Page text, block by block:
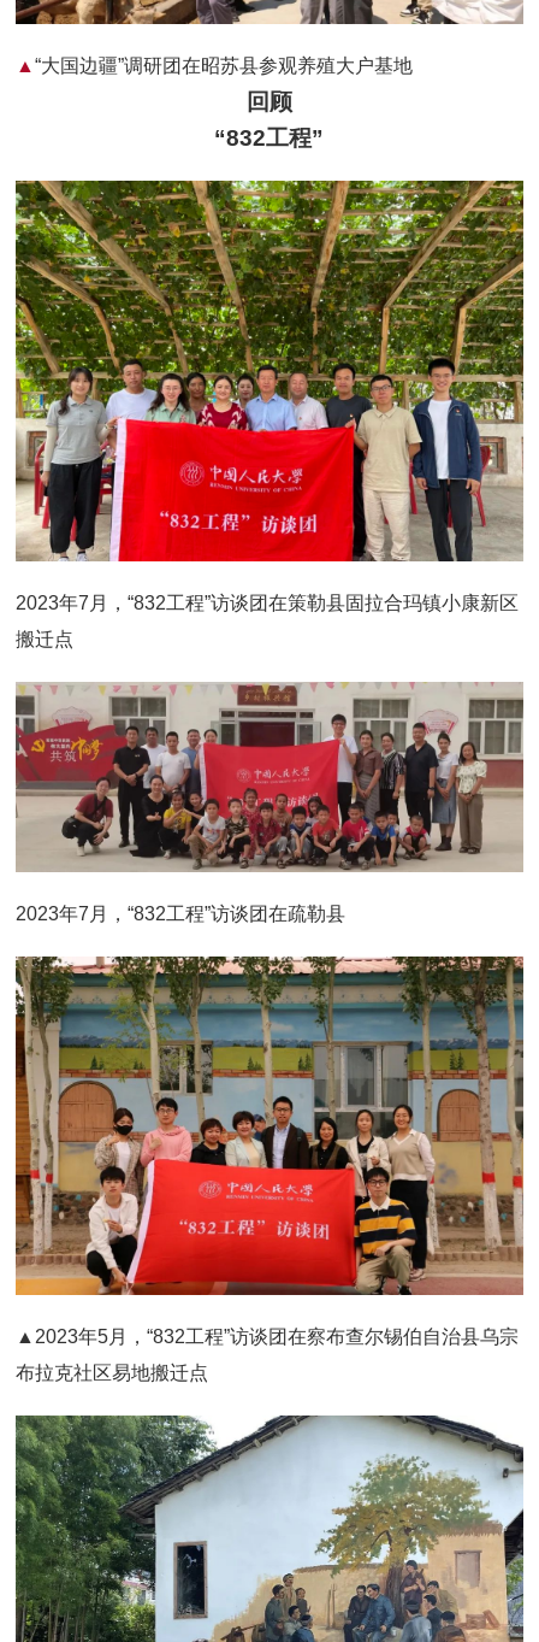
▲“大国边疆”调研团在昭苏县参观养殖大户基地
回顾
“832工程”
2023年7月，“832工程”访谈团在策勒县固拉合玛镇小康新区
搬迁点
2023年7月，“832工程”访谈团在疏勒县
▲2023年5月，“832工程”访谈团在察布查尔锡伯自治县乌宗
布拉克社区易地搬迁点